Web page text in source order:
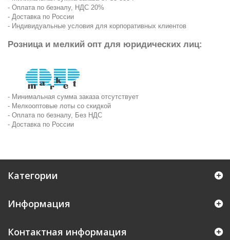
- Оплата по безналу, НДС 20%
- Доставка по России
- Индивидуальные условия для корпоративных клиентов
Розница и мелкий опт для юридических лиц:
- Минимальная сумма заказа отсутствует
- Мелкооптовые лоты со скидкой
- Оплата по безналу, Без НДС
- Доставка по России
Категории
Информация
Контактная информация